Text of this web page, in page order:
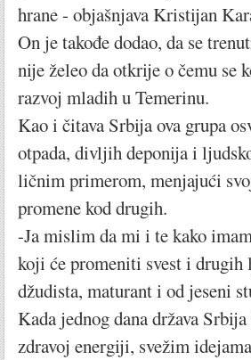
hrane - objašnjava Kristijan
On je takođe dodao, da se
nije želeo da otkrije o čemu se
razvoj mladih u Temerinu.
Kao i čitava Srbija ova grupa
otpada, divljih deponija i
ličnim primerom, menjajući
promene kod drugih.
-Ja mislim da mi i te kako
koji će promeniti svest i
džudista, maturant i od jeseni
Kada jednog dana država
zdravoj energiji, svežim